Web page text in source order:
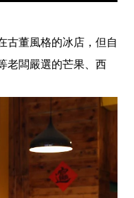
古董風格的冰店，但自
老闆嚴選的芒果、西